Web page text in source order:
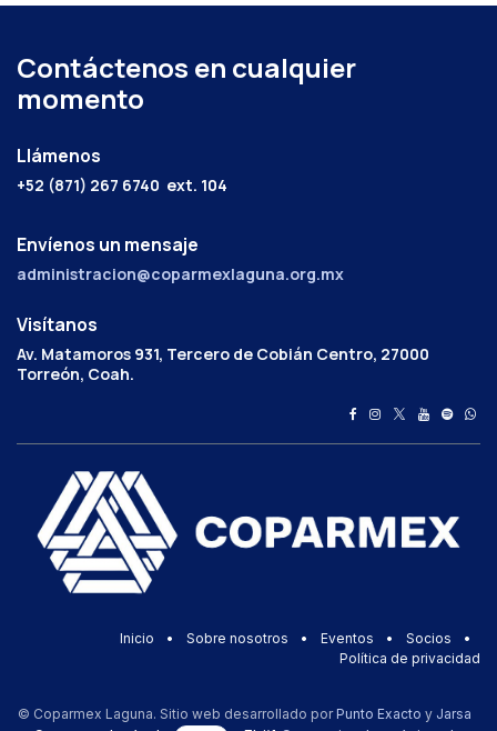
Contáctenos en cualquier
momento
Llámenos
+52 (871) 267 6740 ext. 104
Envíenos un mensaje
administracion@coparmexlaguna.org.mx
Visítanos
Av. Matamoros 931, Tercero de Cobián Centro, 27000
Torreón, Coah.
Inicio • Sobre nosotros • Eventos • Socios
•
Política de privacidad
© Coparmex Laguna. Sitio web desarrollado por Punto Exacto y Jarsa